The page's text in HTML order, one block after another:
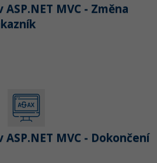
ASP.NET MVC - Změna
ASP.NET MVC - Dokončení